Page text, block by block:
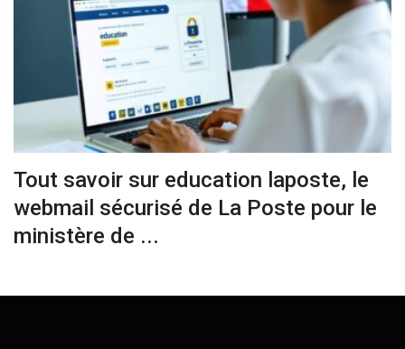
Tout savoir sur education laposte, le
webmail sécurisé de La Poste pour le
ministère de ...